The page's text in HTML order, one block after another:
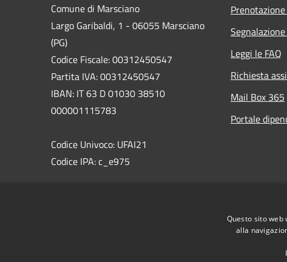
Comune di Marsciano
Largo Garibaldi, 1 - 06055 Marsciano
(PG)
Codice Fiscale: 00312450547
Partita IVA: 00312450547
IBAN: IT 63 D 01030 38510
000001115783
Codice Univoco: UFAI21
Codice IPA: c_e975
Leggi le FAQ
Richiesta
Mail Box 365
Portale
Questo sito
alla